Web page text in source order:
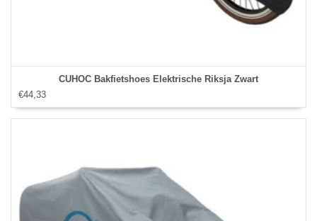
CUHOC Bakfietshoes Elektrische Riksja Zwart
€44,33